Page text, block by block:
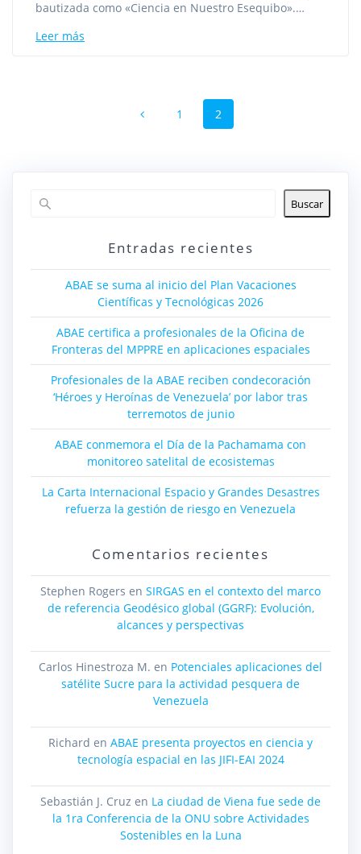
bautizada como «Ciencia en Nuestro Esequibo».…
Leer más
Página
1 Página
2
Buscar
Entradas recientes
ABAE se suma al inicio del Plan Vacaciones
Científicas y Tecnológicas 2026
ABAE certifica a profesionales de la Oficina de
Fronteras del MPPRE en aplicaciones espaciales
Profesionales de la ABAE reciben condecoración
‘Héroes y Heroínas de Venezuela’ por labor tras
terremotos de junio
ABAE conmemora el Día de la Pachamama con
monitoreo satelital de ecosistemas
La Carta Internacional Espacio y Grandes Desastres
refuerza la gestión de riesgo en Venezuela
Comentarios recientes
Stephen Rogers en SIRGAS en el contexto del marco
de referencia Geodésico global (GGRF): Evolución,
alcances y perspectivas
Carlos Hinestroza M. en Potenciales aplicaciones del
satélite Sucre para la actividad pesquera de
Venezuela
Richard en ABAE presenta proyectos en ciencia y
tecnología espacial en las JIFI-EAI 2024
Sebastián J. Cruz en La ciudad de Viena fue sede de
la 1ra Conferencia de la ONU sobre Actividades
Sostenibles en la Luna